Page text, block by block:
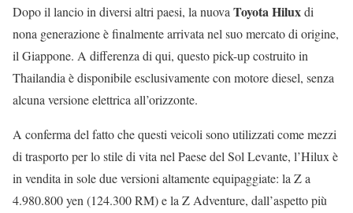
Dopo il lancio in diversi altri paesi, la nuovaToyota Hiluxdi
nona generazione è finalmente arrivata nel suo mercato di origine,
il Giappone. A differenza di qui, questo pick-up costruito in
Thailandia è disponibile esclusivamente con motore diesel, senza
alcuna versione elettrica all’orizzonte.
A conferma del fatto che questi veicoli sono utilizzati come mezzi
di trasporto per lo stile di vita nel Paese del Sol Levante, l’Hilux è
in vendita in sole due versioni altamente equipaggiate: la Z a
4.980.800 yen (124.300 RM) e la Z Adventure, dall’aspetto più